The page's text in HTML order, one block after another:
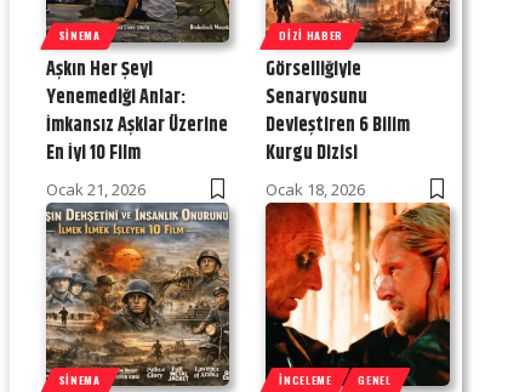
SINEMA
Aşkın Her Şeyi
Yenemediği Anlar:
İmkansız Aşklar Üzerine
En İyi 10 Film
Ocak 21, 2026
DIZI HABER
Görselliğiyle
Senaryosunu
Devleştiren 6 Bilim
Kurgu Dizisi
Ocak 18, 2026
SINEMA İNCELEME GENEL